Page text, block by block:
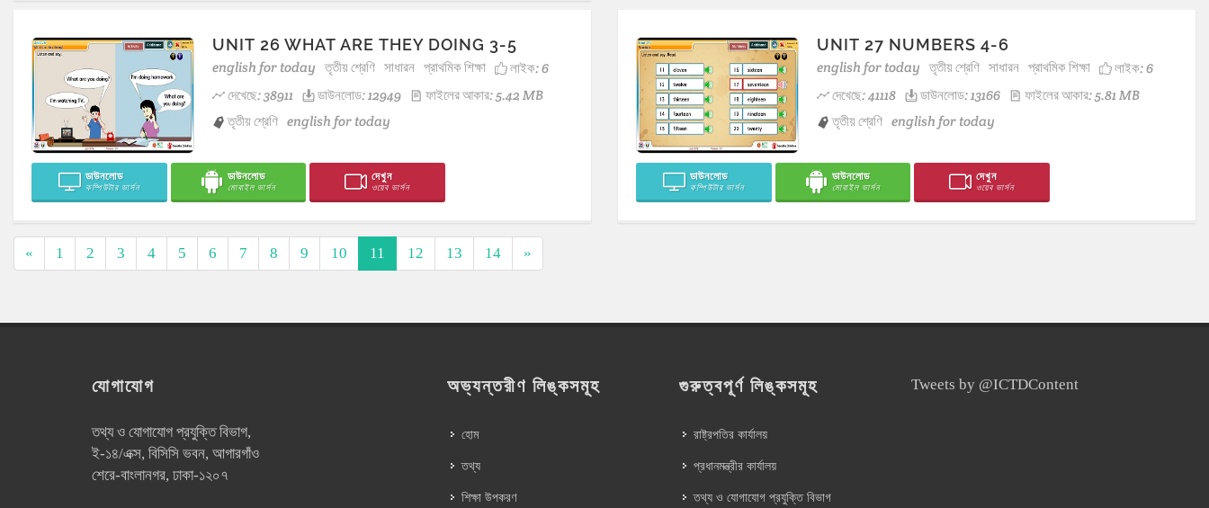
UNIT 26 WHAT ARE THEY DOING 3-5
english for today তৃতীয় শ্রেণি সাধারন প্রাথমিক শিক্ষা লাইক:6
দেখেছে: 38911
ডাউনলোড: 12949
ফাইলের আকার: 5.42 MB
তৃতীয় শ্রেণি english for today
ডাউনলোড
কম্পিউটার ভার্সন
ডাউনলোড
মোবাইল ভার্সন
দেখুন
ওয়েব ভার্সন
UNIT 27 NUMBERS 4-6
english for today তৃতীয় শ্রেণি সাধারন প্রাথমিক শিক্ষা লাইক:6
দেখেছে: 41118
ডাউনলোড: 13166
ফাইলের আকার: 5.81 MB
তৃতীয় শ্রেণি english for today
ডাউনলোড
কম্পিউটার ভার্সন
ডাউনলোড
মোবাইল ভার্সন
দেখুন
ওয়েব ভার্সন
« 1 2 3 4 5 6 7 8 9 10 11 12 13 14 »
যোগাযোগ
তথ্য ও যোগাযোগ প্রযুক্তি বিভাগ,
ই-১৪/এক্স, বিসিসি ভবন, আগারগাঁও
শেরে-বাংলানগর, ঢাকা-১২০৭
অভ্যন্তরীণ লিঙ্কসমূহ
হোম
তথ্য
শিক্ষা উপকরণ
গুরুত্বপূর্ণ লিঙ্কসমূহ
রাষ্ট্রপতির কার্যালয়
প্রধানমন্ত্রীর কার্যালয়
তথ্য ও যোগাযোগ প্রযুক্তি বিভাগ
Tweets by @ICTDContent